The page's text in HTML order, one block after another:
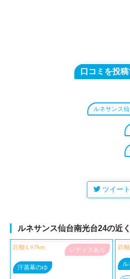
口コミを投稿
ルネサンス
ツイー
ルネサンス仙台南光台24の近
距離1.97km レディスあり
汗蒸幕のゆ
距